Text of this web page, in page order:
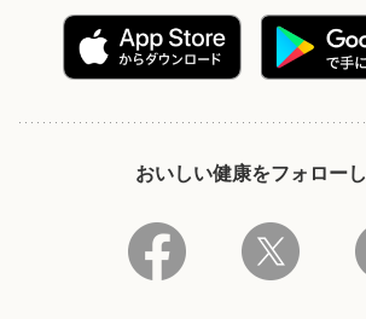
おいしい健康をフォロー